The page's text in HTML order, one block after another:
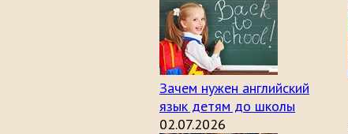
Зачем нужен английский
язык детям до школы
02.07.2026